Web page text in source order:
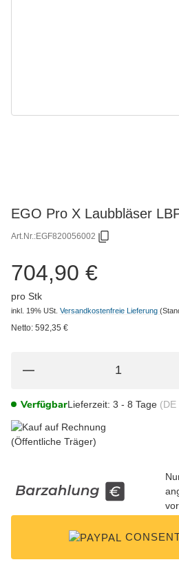
EGO Pro X Laubbläser
Art.Nr.:EGF820056002
704,90 €
pro Stk
inkl. 19% USt. Versandkostenfreie Lieferung
Netto: 592,35 €
VerfügbarLieferzeit: 3 - 8 Tage (DE